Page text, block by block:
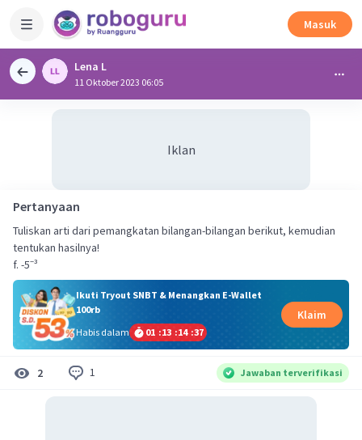
Masuk
Lena L
11 Oktober 2023 06:05
Iklan
Pertanyaan
Tuliskan arti dari pemangkatan bilangan-bilangan berikut, kemudian
tentukan hasilnya!
f. -5⁻³
Ikuti Tryout SNBT & Menangkan E-Wallet
100rb
Habis dalam
01 :13 :14 :37
Klaim
2 1 Jawaban terverifikasi